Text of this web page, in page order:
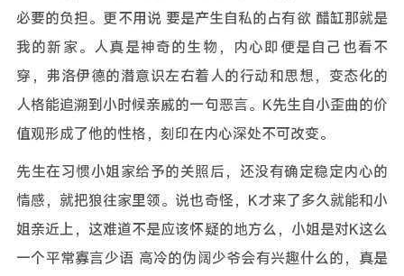
必要的负担。更不用说 要是产生自私的占有欲 醋缸那就是
我的新家。人真是神奇的生物，内心即便是自己也看不
穿，弗洛伊德的潜意识左右着人的行动和思想，变态化的
人格能追溯到小时候亲戚的一句恶言。K先生自小歪曲的价
值观形成了他的性格，刻印在内心深处不可改变。
先生在习惯小姐家给予的关照后，还没有确定稳定内心的
情感，就把狼往家里领。说也奇怪，K才来了多久就能和小
姐亲近上，这难道不是应该怀疑的地方么，小姐是对K这么
一个平常寡言少语 高冷的伪阔少爷会有兴趣什么的，真是